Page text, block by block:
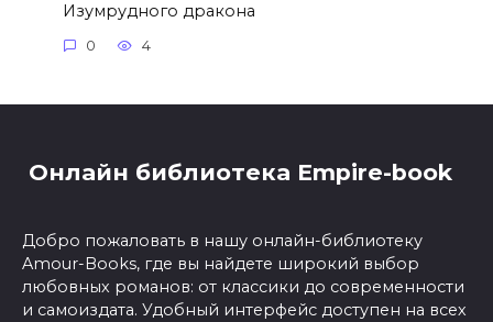
Изумрудного дракона
0 4
Онлайн библиотека Empire-book
Добро пожаловать в нашу онлайн-библиотеку
Amour-Books, где вы найдете широкий выбор
любовных романов: от классики до современности
и самоиздата. Удобный интерфейс доступен на всех